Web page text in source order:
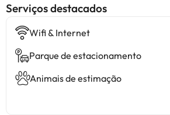
Serviços destacados
Wifi & Internet
Parque de estacionamento
Animais de estimação